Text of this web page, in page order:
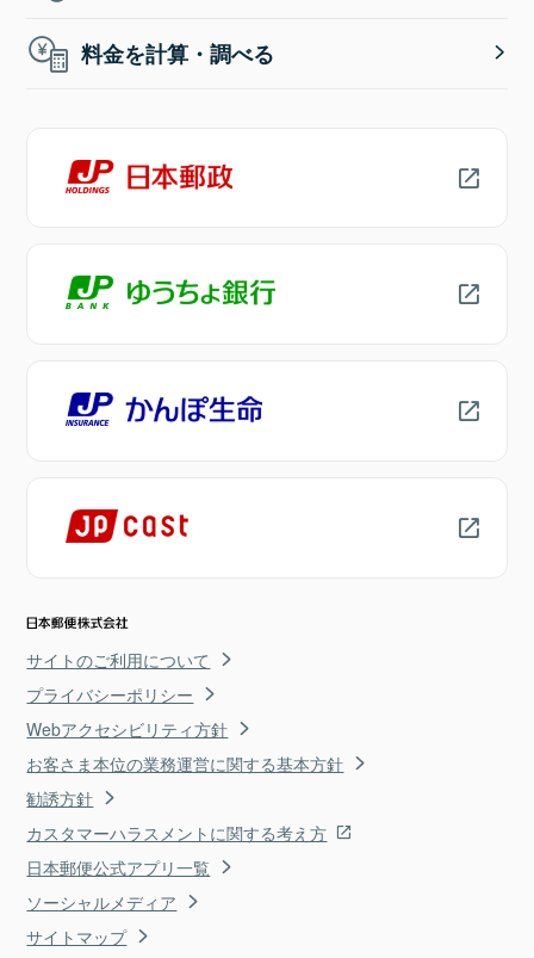
料金を計算・調べる
サイトのご利用について
プライバシーポリシー
Webアクセシビリティ方針
お客さま本位の業務運営に関する基本方針
勧誘方針
カスタマーハラスメントに関する考え方
日本郵便公式アプリ一覧
ソーシャルメディア
サイトマップ